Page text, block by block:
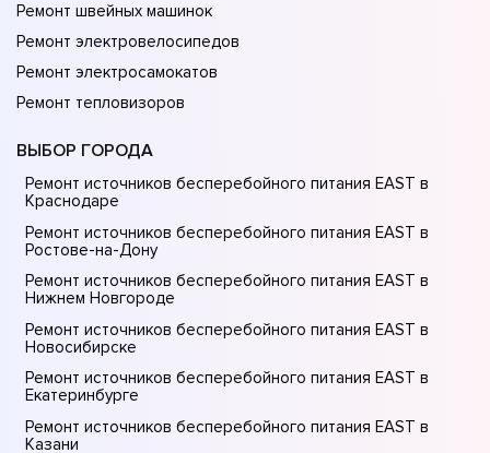
Ремонт швейных машинок
Ремонт электровелосипедов
Ремонт электросамокатов
Ремонт тепловизоров
ВЫБОР ГОРОДА
Ремонт источников бесперебойного питания EAST в
Краснодаре
Ремонт источников бесперебойного питания EAST в
Ростове-на-Донy
Ремонт источников бесперебойного питания EAST в
Нижнем Новгороде
Ремонт источников бесперебойного питания EAST в
Новосибирске
Ремонт источников бесперебойного питания EAST в
Екатеринбурге
Ремонт источников бесперебойного питания EAST в
Казани